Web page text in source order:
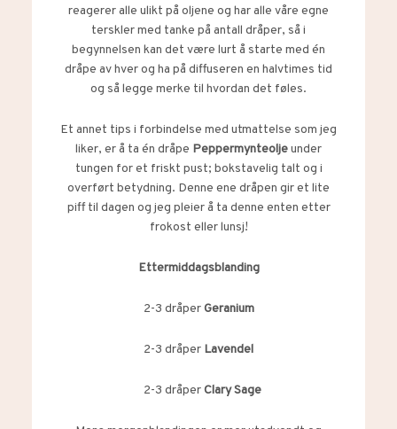
reagerer alle ulikt på oljene og har alle våre egne
terskler med tanke på antall dråper, så i
begynnelsen kan det være lurt å starte med én
dråpe av hver og ha på diffuseren en halvtimes tid
og så legge merke til hvordan det føles.
Et annet tips i forbindelse med utmattelse som jeg
liker, er å ta én dråpe Peppermynteoljeunder
tungen for et friskt pust; bokstavelig talt og i
overført betydning. Denne ene dråpen gir et lite
piff til dagen og jeg pleier å ta denne enten etter
frokost eller lunsj!
Ettermiddagsblanding
2-3 dråperGeranium
2-3 dråper Lavendel
2-3 dråperClary Sage